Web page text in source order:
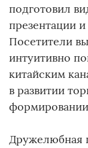
подготовил
презентации
Посетители
интуитивно
китайским
в развитии
Дружелюбная